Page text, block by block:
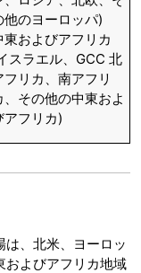
他のヨーロッパ)
東およびアフリカ
スラエル、GCC 北
フリカ、南アフリ
、その他の中東およ
アフリカ)
、北米、ヨーロッ
およびアフリカ地域